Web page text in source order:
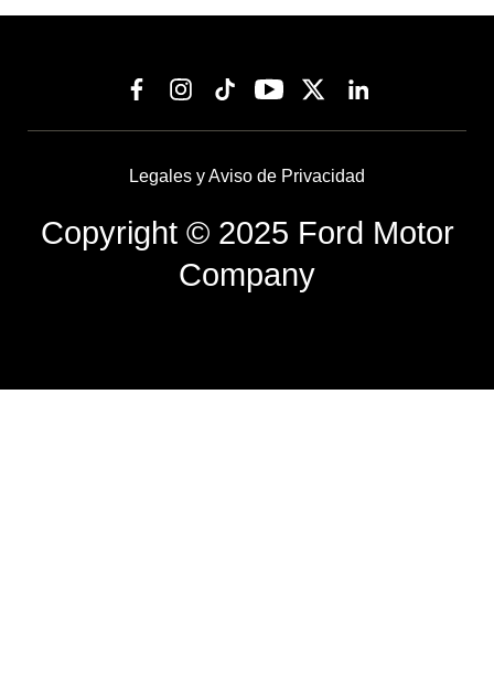
Legales y Aviso de Privacidad
Copyright © 2025 Ford Motor
Company